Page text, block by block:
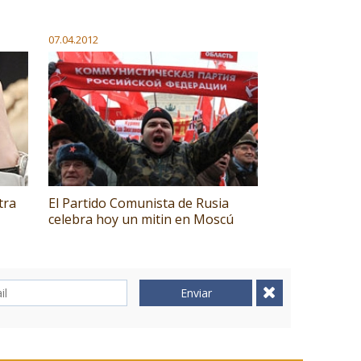
07.04.2012
El Partido Comunista de Rusia
celebra hoy un mitin en Moscú
Enviar